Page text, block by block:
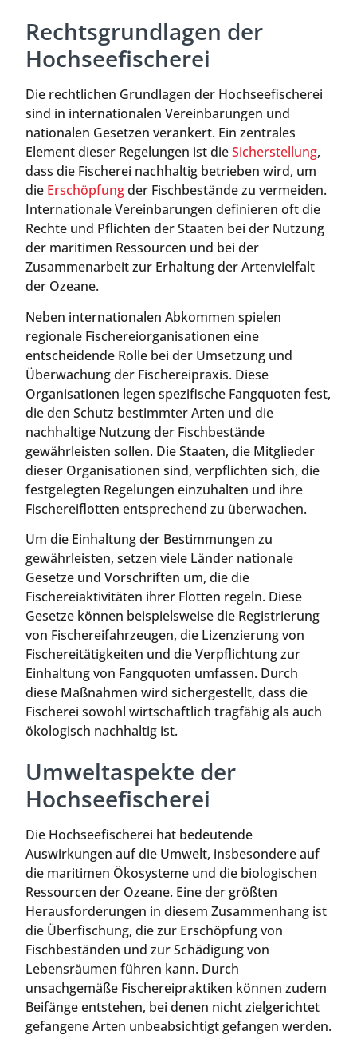
Rechtsgrundlagen der
Hochseefischerei
Die rechtlichen Grundlagen der Hochseefischerei
sind in internationalen Vereinbarungen und
nationalen Gesetzen verankert. Ein zentrales
Element dieser Regelungen ist dieSicherstellung,
dass die Fischerei nachhaltig betrieben wird, um
die Erschöpfungder Fischbestände zu vermeiden.
Internationale Vereinbarungen definieren oft die
Rechte und Pflichten der Staaten bei der Nutzung
der maritimen Ressourcen und bei der
Zusammenarbeit zur Erhaltung der Artenvielfalt
der Ozeane.
Neben internationalen Abkommen spielen
regionale Fischereiorganisationen eine
entscheidende Rolle bei der Umsetzung und
Überwachung der Fischereipraxis. Diese
Organisationen legen spezifische Fangquoten fest,
die den Schutz bestimmter Arten und die
nachhaltige Nutzung der Fischbestände
gewährleisten sollen. Die Staaten, die Mitglieder
dieser Organisationen sind, verpflichten sich, die
festgelegten Regelungen einzuhalten und ihre
Fischereiflotten entsprechend zu überwachen.
Um die Einhaltung der Bestimmungen zu
gewährleisten, setzen viele Länder nationale
Gesetze und Vorschriften um, die die
Fischereiaktivitäten ihrer Flotten regeln. Diese
Gesetze können beispielsweise die Registrierung
von Fischereifahrzeugen, die Lizenzierung von
Fischereitätigkeiten und die Verpflichtung zur
Einhaltung von Fangquoten umfassen. Durch
diese Maßnahmen wird sichergestellt, dass die
Fischerei sowohl wirtschaftlich tragfähig als auch
ökologisch nachhaltig ist.
Umweltaspekte der
Hochseefischerei
Die Hochseefischerei hat bedeutende
Auswirkungen auf die Umwelt, insbesondere auf
die maritimen Ökosysteme und die biologischen
Ressourcen der Ozeane. Eine der größten
Herausforderungen in diesem Zusammenhang ist
die Überfischung, die zur Erschöpfung von
Fischbeständen und zur Schädigung von
Lebensräumen führen kann. Durch
unsachgemäße Fischereipraktiken können zudem
Beifänge entstehen, bei denen nicht zielgerichtet
gefangene Arten unbeabsichtigt gefangen werden.